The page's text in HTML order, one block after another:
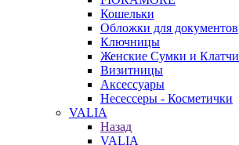
Кошельки
Обложки для документов
Ключницы
Женские Сумки и Клатчи
Визитницы
Аксессуары
Несессеры - Косметички
VALIA
Назад
VALIA